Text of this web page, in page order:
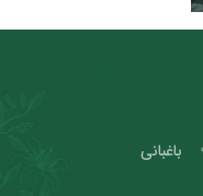
باغبانی